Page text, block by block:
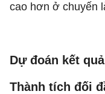
cao hơn ở chuyến
Dự đoán kết
Thành tích đối